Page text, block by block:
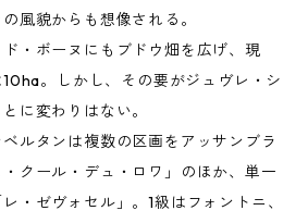
風貌からも想像される。
・ボーヌにもブドウ畑を広げ、現
。しかし、その要がジュヴレ・シ
に変わりはない。
ルタンは複数の区画をアッサンブラ
クール・デュ・ロワ」のほか、単一
・ゼヴォセル」。1級はフォントニ、